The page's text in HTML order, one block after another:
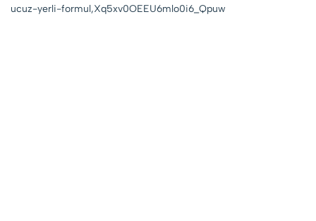
ucuz-yerli-formul,Xq5xv0OEEU6mlo0i6_Qpuw